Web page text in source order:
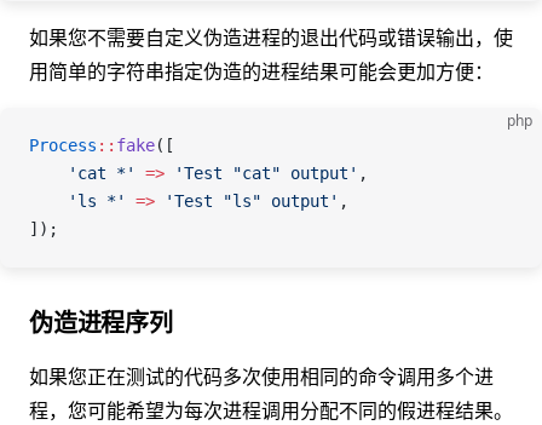
如果您不需要自定义伪造进程的退出代码或错误输出，使
用简单的字符串指定伪造的进程结果可能会更加方便：
php
Process :: fake([
    'cat *'
=> 'Test "cat" output' ,
    'ls *'
=> 'Test "ls" output' ,
]);
伪造进程序列
如果您正在测试的代码多次使用相同的命令调用多个进
程，您可能希望为每次进程调用分配不同的假进程结果。